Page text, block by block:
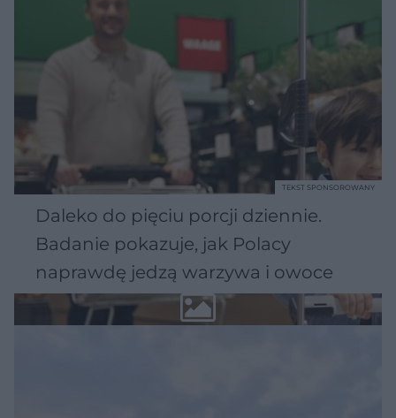
Daleko do pięciu porcji dziennie.
Badanie pokazuje, jak Polacy
naprawdę jedzą warzywa i owoce
TEKST SPONSOROWANY